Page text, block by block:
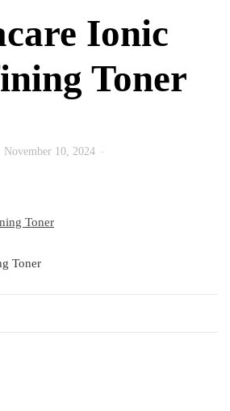
Ionic
Toner
November 10, 2024
Toner